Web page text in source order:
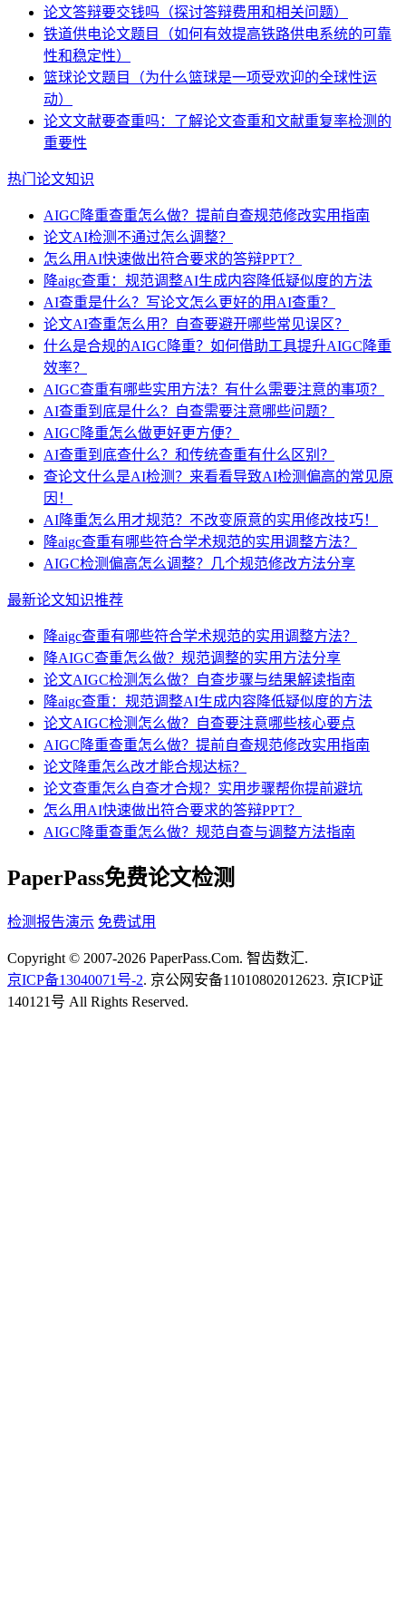
论文答辩要交钱吗（探讨答辩费用和相关问题）
铁道供电论文题目（如何有效提高铁路供电系统的可靠
性和稳定性）
篮球论文题目（为什么篮球是一项受欢迎的全球性运
动）
论文文献要查重吗：了解论文查重和文献重复率检测的
重要性
热门论文知识
AIGC降重查重怎么做？提前自查规范修改实用指南
论文AI检测不通过怎么调整？
怎么用AI快速做出符合要求的答辩PPT？
降aigc查重：规范调整AI生成内容降低疑似度的方法
AI查重是什么？写论文怎么更好的用AI查重？
论文AI查重怎么用？自查要避开哪些常见误区？
什么是合规的AIGC降重？如何借助工具提升AIGC降重
效率？
AIGC查重有哪些实用方法？有什么需要注意的事项？
AI查重到底是什么？自查需要注意哪些问题？
AIGC降重怎么做更好更方便？
AI查重到底查什么？和传统查重有什么区别？
查论文什么是AI检测？来看看导致AI检测偏高的常见原
因！
AI降重怎么用才规范？不改变原意的实用修改技巧！
降aigc查重有哪些符合学术规范的实用调整方法？
AIGC检测偏高怎么调整？几个规范修改方法分享
最新论文知识推荐
降aigc查重有哪些符合学术规范的实用调整方法？
降AIGC查重怎么做？规范调整的实用方法分享
论文AIGC检测怎么做？自查步骤与结果解读指南
降aigc查重：规范调整AI生成内容降低疑似度的方法
论文AIGC检测怎么做？自查要注意哪些核心要点
AIGC降重查重怎么做？提前自查规范修改实用指南
论文降重怎么改才能合规达标？
论文查重怎么自查才合规？实用步骤帮你提前避坑
怎么用AI快速做出符合要求的答辩PPT？
AIGC降重查重怎么做？规范自查与调整方法指南
PaperPass免费论文检测
检测报告演示 免费试用
Copyright © 2007-2026 PaperPass.Com. 智齿数汇.
京ICP备13040071号-2. 京公网安备11010802012623. 京ICP证
140121号 All Rights Reserved.